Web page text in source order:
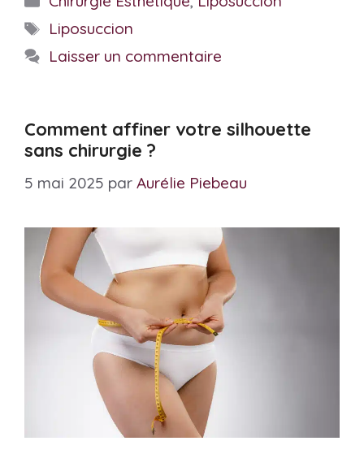
Étiquettes
Liposuccion
Laisser un commentaire
Comment affiner votre silhouette
sans chirurgie ?
5 mai 2025 par Aurélie Piebeau